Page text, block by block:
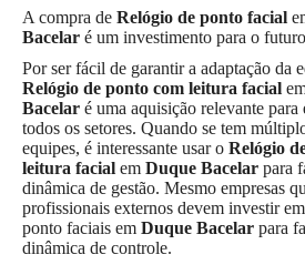
A compra de Relógio de ponto facial
Bacelar é um investimento para o
Por ser fácil de garantir a adaptação da
Relógio de ponto com leitura facial
Bacelar é uma aquisição relevante para
todos os setores. Quando se tem
equipes, é interessante usar o Relógio
leitura facial em Duque Bacelar para
dinâmica de gestão. Mesmo empresas
profissionais externos devem investir
ponto faciais em Duque Bacelar para
dinâmica de controle.